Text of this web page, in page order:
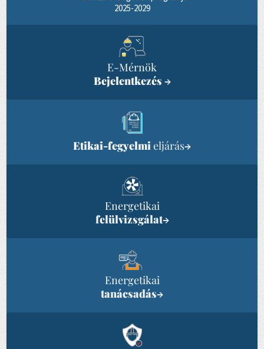
2025-2029
E-Mérnök
Bejelentkezés →
Etikai-fegyelmi eljárás→
Energetikai
felülvizsgálat→
Energetikai
tanácsadás→